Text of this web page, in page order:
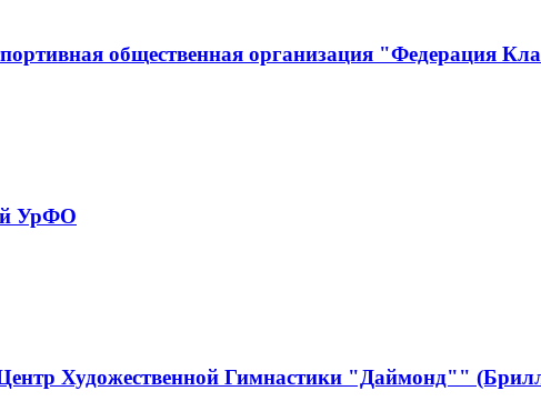
общественная организация "Федерация
УрФО
Художественной Гимнастики "Даймонд""